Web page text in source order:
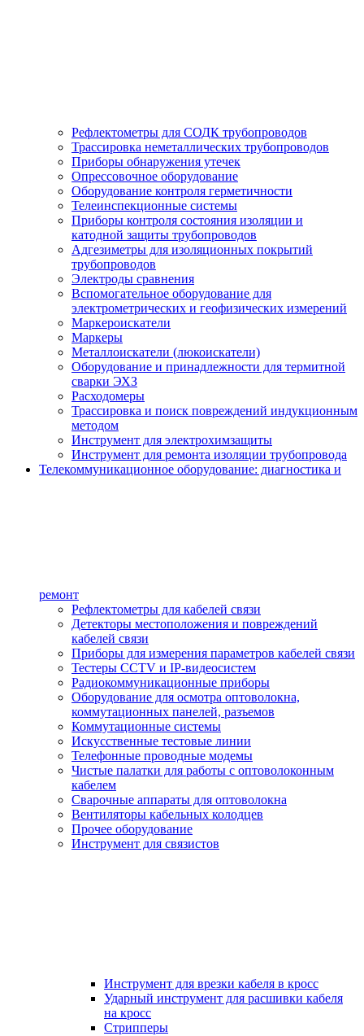
Рефлектометры для СОДК трубопроводов
Трассировка неметаллических трубопроводов
Приборы обнаружения утечек
Опрессовочное оборудование
Оборудование контроля герметичности
Телеинспекционные системы
Приборы контроля состояния изоляции и
катодной защиты трубопроводов
Адгезиметры для изоляционных покрытий
трубопроводов
Электроды сравнения
Вспомогательное оборудование для
электрометрических и геофизических измерений
Маркероискатели
Маркеры
Металлоискатели (люкоискатели)
Оборудование и принадлежности для термитной
сварки ЭХЗ
Расходомеры
Трассировка и поиск повреждений индукционным
методом
Инструмент для электрохимзащиты
Инструмент для ремонта изоляции трубопровода
Телекоммуникационное оборудование: диагностика и
ремонт
Рефлектометры для кабелей связи
Детекторы местоположения и повреждений
кабелей связи
Приборы для измерения параметров кабелей связи
Тестеры CCTV и IP-видеосистем
Радиокоммуникационные приборы
Оборудование для осмотра оптоволокна,
коммутационных панелей, разъемов
Коммутационные системы
Искусственные тестовые линии
Телефонные проводные модемы
Чистые палатки для работы с оптоволоконным
кабелем
Сварочные аппараты для оптоволокна
Вентиляторы кабельных колодцев
Прочее оборудование
Инструмент для связистов
Инструмент для врезки кабеля в кросс
Ударный инструмент для расшивки кабеля
на кросс
Стрипперы